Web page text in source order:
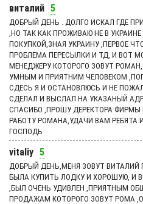
виталий 5
ДОБРЫЙ ДЕНЬ . ДОЛГО ИСКАЛ ГДЕ
,НО ТАК КАК ПРОЖИВАЮ НЕ В
ПОКУПКОЙ,ЗНАЯ УКРАИНУ ,ПЕРВОЕ
ПРОБЛЕМА ПЕРЕСЫЛКИ И ТД, И ВОТ
МЕНЕДЖЕРУ КОТОРОГО ЗОВУТ
УМНЫМ И ПРИЯТНИМ ЧЕЛОВЕКОМ
СДЕСЬ Я И ОСТАНОВЛЮСЬ И НЕ
СДЕЛАЛ И ВЫСЛАЛ НА УКАЗАНЫЙ
СПАСИБО ,ПРОШУ ДЕРЕКТОРА
РАБОТУ РОМАНА,УДАЧИ ВАМ РЕБЯТА
ГОСПОДЬ
vitaliy 5
ДОБРЫЙ ДЕНЬ,МЕНЯ ЗОВУТ ВИТАЛИЙ
БЫЛА КУПИТЬ ЛОДКУ И ХОРОШУЮ, И
,БЫЛ ОЧЕНЬ УДИВЛЕН ,ПРИЯТНЫМ
ПРОДАЖАМ КОТОРОГО ЗОВУТ РОМА